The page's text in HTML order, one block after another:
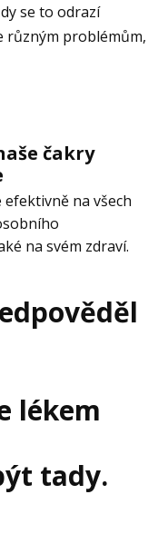
se to odrazí
různým problémům,
čakry
na všech
na svém zdraví.
lékem
tady.